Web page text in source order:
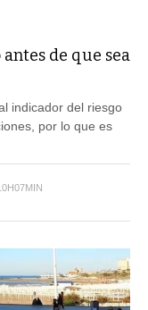
de que sea
indicador del riesgo
por lo que es